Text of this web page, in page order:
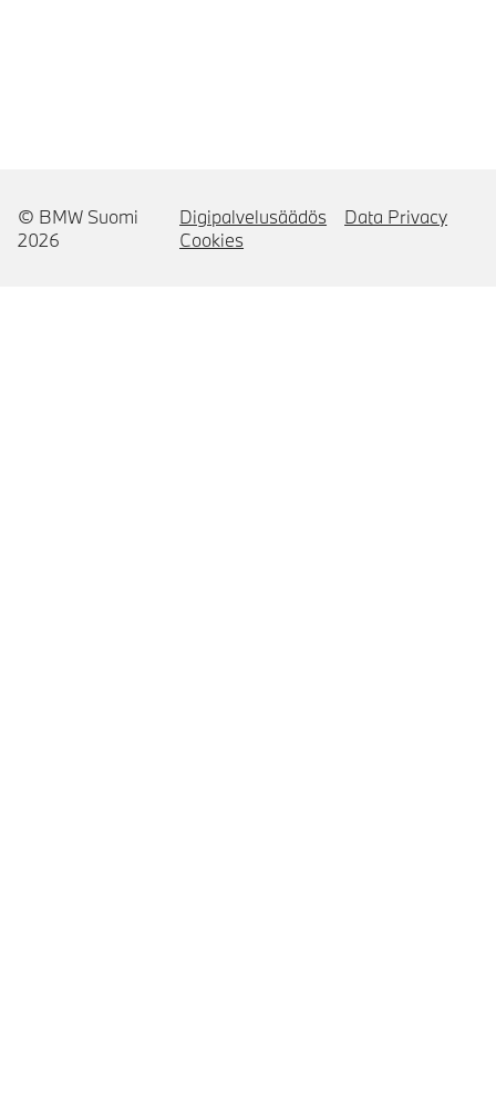
© BMW Suomi
2026
Digipalvelusäädös
Data Privacy
Cookies